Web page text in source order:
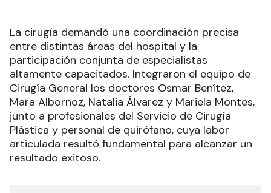
La cirugía demandó una coordinación precisa
entre distintas áreas del hospital y la
participación conjunta de especialistas
altamente capacitados. Integraron el equipo de
Cirugía General los doctores Osmar Benítez,
Mara Albornoz, Natalia Álvarez y Mariela Montes,
junto a profesionales del Servicio de Cirugía
Plástica y personal de quirófano, cuya labor
articulada resultó fundamental para alcanzar un
resultado exitoso.